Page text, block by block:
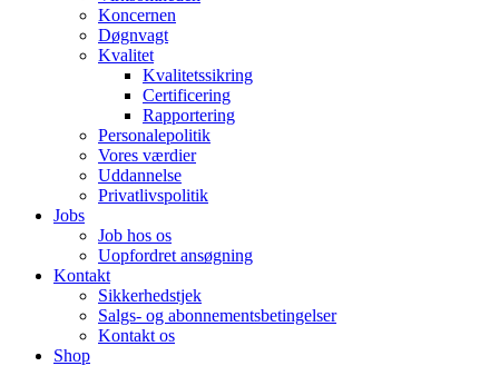
Koncernen
Døgnvagt
Kvalitet
Kvalitetssikring
Certificering
Rapportering
Personalepolitik
Vores værdier
Uddannelse
Privatlivspolitik
Jobs
Job hos os
Uopfordret ansøgning
Kontakt
Sikkerhedstjek
Salgs- og abonnementsbetingelser
Kontakt os
Shop